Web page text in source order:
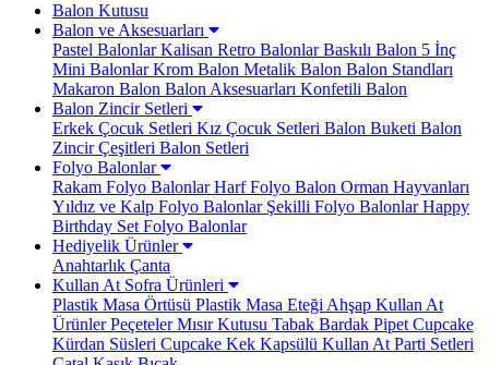
Balon Kutusu
Balon ve Aksesuarları
Pastel BalonlarKalisan Retro BalonlarBaskılı Balon 5 İnç
Mini BalonlarKrom Balon Metalik Balon Balon Standları
Makaron Balon Balon Aksesuarları Konfetili Balon
Balon Zincir Setleri
Erkek Çocuk Setleri Kız Çocuk Setleri Balon Buketi Balon
Zincir Çeşitleri Balon Setleri
Folyo Balonlar
Rakam Folyo BalonlarHarf Folyo Balon Orman Hayvanları
Yıldız ve Kalp Folyo BalonlarŞekilli Folyo BalonlarHappy
Birthday Set Folyo Balonlar
Hediyelik Ürünler
Anahtarlık Çanta
Kullan At Sofra Ürünleri
Plastik Masa Örtüsü Plastik Masa Eteği Ahşap Kullan At
ÜrünlerPeçetelerMısır Kutusu Tabak Bardak Pipet Cupcake
Kürdan Süsleri Cupcake Kek Kapsülü Kullan At Parti Setleri